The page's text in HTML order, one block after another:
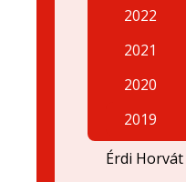
2022
2021
2020
2019
Érdi